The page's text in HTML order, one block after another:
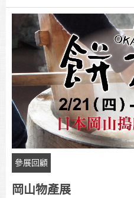
參展回顧
岡山物產展